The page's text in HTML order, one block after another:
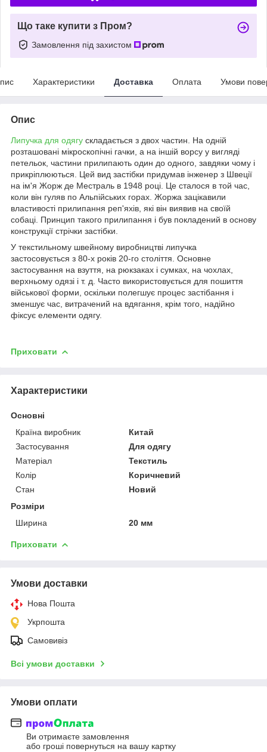
Що таке купити з Пром?
Замовлення під захистом
Характеристики Доставка Оплата Умови
Опис
Липучка для одягу складається з двох частин. На одній
розташовані мікроскопічні гачки, а на іншій ворсу у вигляді
петельок, частини прилипають один до одного, завдяки чому і
прикріплюються. Цей вид застібки придумав інженер з Швеції
на ім'я Жорж де Местраль в 1948 році. Це сталося в той час,
коли він гуляв по Альпійських горах. Жоржа зацікавили
властивості прилипання реп'яхів, які він виявив на своїй
собаці. Принцип такого прилипання і був покладений в основу
конструкції стрічки застібки.
У текстильному швейному виробництві липучка
застосовується з 80-х років 20-го століття. Основне
застосування на взуття, на рюкзаках і сумках, на чохлах,
верхньому одязі і т. д. Часто використовується для пошиття
військової форми, оскільки полегшує процес застібання і
зменшує час, витрачений на вдягання, крім того, надійно
фіксує елементи одягу.
Приховати
Характеристики
Основні
Країна виробник
Китай
Застосування
Для одягу
Матеріал
Текстиль
Колір
Коричневий
Стан
Новий
Розміри
Ширина
20 мм
Приховати
Умови доставки
Нова Пошта
Укрпошта
Самовивіз
Всі умови доставки
Умови оплати
Ви отримаєте замовлення
або гроші повернуться на вашу картку